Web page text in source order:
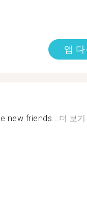
앱
new friends...더 보기